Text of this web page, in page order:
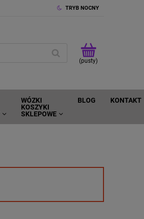
TRYB NOCNY
(pusty)
WÓZKI
KOSZYKI
SKLEPOWE
BLOG KONTAKT